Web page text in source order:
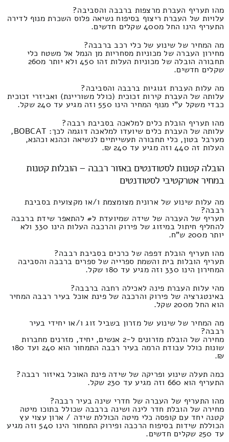
מהו תעריף העברת מרצפות ברבבה והסביבה?
עלויות של העברת ריצוף בסיפוח נשיאה פלוס השכרת מנוף לדירה
התעריף הינו החל מ400 שקלים חדשים.
מה המחיר של שינוע של כלי רכב ברבבה?
מחירון העברה של מכוניות מסחריות מן הנמל אל משטח כלי
תחבורה הובלה של מכוניות העלות זהו 450 ולא יותר מ260
שקלים חדשים.
מה עלות העברת זגוגיות ברבבה והסביבה?
עלותה של העברת קירות זכוכית (כולל משוריינת) ואביזרי זכוכית
כבדי משקל ע"י מנוף המחיר הינו 550 וזה מגיע עד 240 שקל.
מהו תעריף הובלת כלים למלאכה בסביבת רבבה?
עלותה של העברת כלים שיועדו למלאכה דוגמה לכך: BOBCAT,
מערבל בטון, כלי תחבורה תעשייתיים לנשיאה וכהנא וכהנא,
העלות זה 440 וזה מגיע עד 240 ₪.
הובלה קטנות לסטודנטים באזור רבבה – הובלות קטנות
במחיר אטרקטיבי לסטודנטים
מה עלות שינוע של ארונית מצומצמת ו/או מקצועית בסביבת
רבבה?
תעריף של העברה של שידה שמיועדת ל# להתאפר שידת ברבבה
להחליף חיתול במיזוג של פירוק והרכבה העלות הינו 330 ולא
יותר מ200 ש"ח.
מהו תעריף הובלת דפפה של כרכים בסביבת רבבה?
תעריף הובלות בית והשמת ספרייה של ספרים ברבבה והסביבה
המחירון הינו 330 וזה מגיע עד 180 שקל.
מהי עלות העברת פינה לאכילה רחבה ברבבה?
באינטגרציה של פירוק והרכבה של פינת אוכל בעיר רבבה המחיר
הוא החל מ200 שקל.
מה המחיר של שינוע של מזרון בשביל זוג ו/או יחידי בעיר
רבבה?
מחירה של הובלת מזרונים ל-2 אנשים, יחיד, מזרנים מחברות
שונות כולל עבודת הרמה בעיר רבבה התמחור הוא 240 ועד 180
₪.
כמה תעלה שינוע ופריקה של שידה פינת האוכל באיזור רבבה?
התעריף הוא 660 וזה מגיע עד 230 שקל.
מהו התעריף של העברה של חדרי שינה בעיר רבבה?
מחירה של הובלת חדר לינה ושינה ברבבה שכולל בתוכו מיטה
קטנה יחד עם קופסה כלי מיטה הכוללת שידה / ארון עצוי עץ
הכוללת שידות בסיפוח הרכבה ופירוק התמחור הינו 540 וזה מגיע
עד 250 שקלים חדשים.